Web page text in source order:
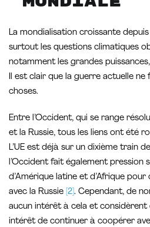
La mondialisation croissante
surtout les questions climatiques
notamment les grandes
Il est clair que la guerre actuelle
choses.
Entre l’Occident, qui se range
et la Russie, tous les liens ont été
L’UE est déjà sur un dixième train
l’Occident fait également pression
d’Amérique latine et d’Afrique pour
avec la Russie [2] . Cependant, de
aucun intérêt à cela et considèrent
intérêt de continuer à coopérer